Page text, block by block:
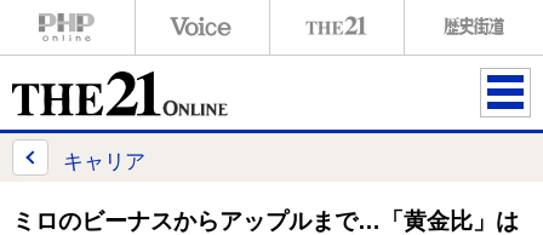
ME
キャリア
ミロのビーナスからアップルまで…「黄金比」は